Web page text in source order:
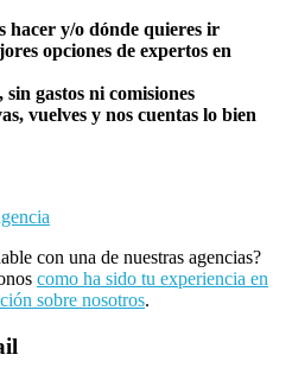
hacer y/o dónde quieres ir
opciones de expertos en
gastos ni comisiones
vuelves y nos cuentas lo bien
con una de nuestras agencias?
como ha sido tu experiencia en
sobre nosotros.